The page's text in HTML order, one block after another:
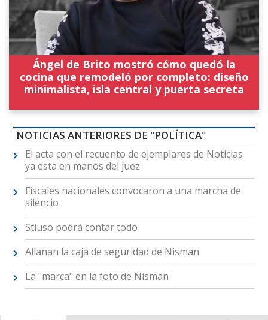
Ángel de Brito mostró cómo quedó la
cocina que remodeló por completo: diseño
minimalista, isla central y puerta secreta
NOTICIAS ANTERIORES DE "POLÍTICA"
El acta con el recuento de ejemplares de Noticias
ya esta en manos del juez
Fiscales nacionales convocaron a una marcha de
silencio
Stiuso podrá contar todo
Allanan la caja de seguridad de Nisman
La "marca" en la foto de Nisman